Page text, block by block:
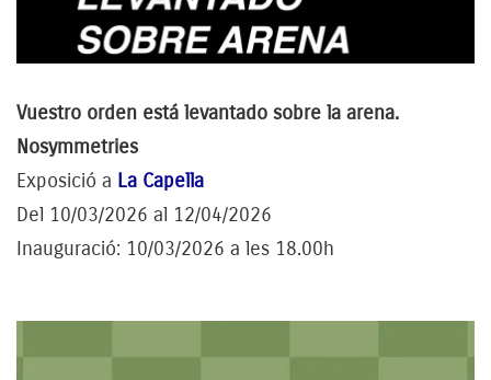
Vuestro orden está levantado sobre la arena.
Nosymmetries
Exposició a La Capella
Del 10/03/2026 al 12/04/2026
Inauguració: 10/03/2026 a les 18.00h